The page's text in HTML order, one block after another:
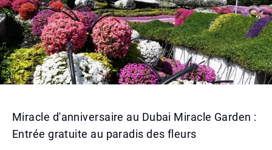
Miracle d'anniversaire au Dubai Miracle Garden :
Entrée gratuite au paradis des fleurs